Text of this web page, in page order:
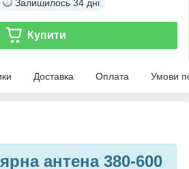
Залишилось 34 дні
Купити
Доставка Оплата Умови
антена 380-600